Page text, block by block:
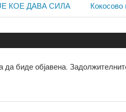
КОЕ ДАВА СИЛА
Next
Post:
Кокосово
биде објавена.